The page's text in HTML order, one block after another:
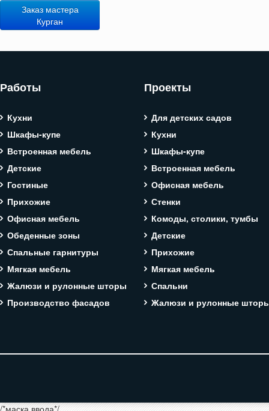
Заказ мастера
Курган
Работы
Кухни
Шкафы-купе
Встроенная мебель
Детские
Гостиные
Прихожие
Офисная мебель
Обеденные зоны
Спальные гарнитуры
Мягкая мебель
Жалюзи и рулонные шторы
Производство фасадов
Проекты
Для детских садов
Кухни
Шкафы-купе
Встроенная мебель
Офисная мебель
Стенки
Комоды, столики, тумбы
Детские
Прихожие
Мягкая мебель
Спальни
Жалюзи и рулонные
/*маска ввода*/